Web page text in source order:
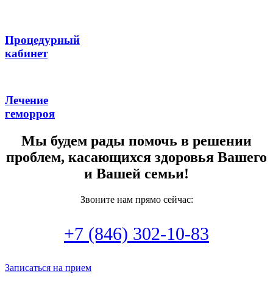
Процедурный
кабинет
Лечение
геморроя
Мы будем рады помочь в решении
проблем, касающихся здоровья Вашего
и Вашей семьи!
Звоните нам прямо сейчас:
+7 (846) 302-10-83
Записаться на прием